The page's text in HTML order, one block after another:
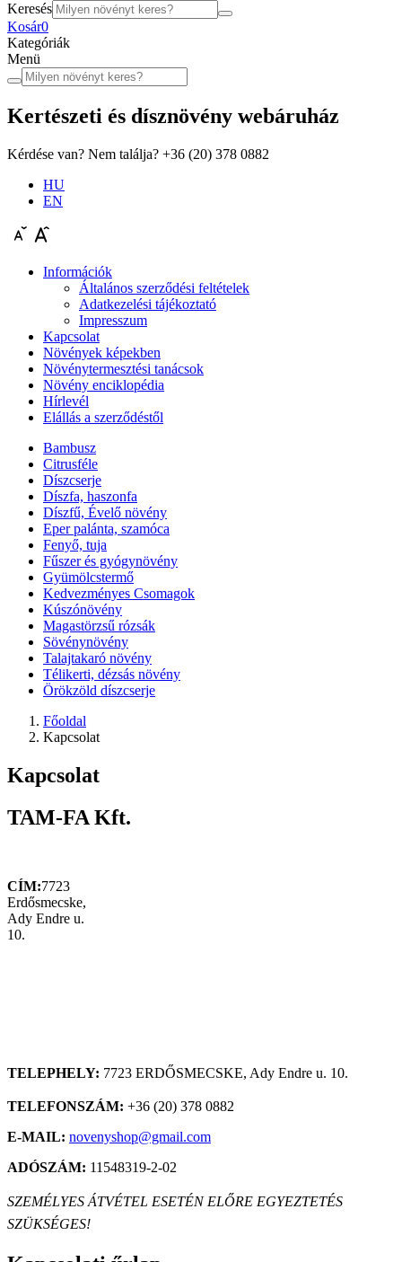
Keresés
Kosár0
Kategóriák
Menü
Kertészeti és dísznövény webáruház
Kérdése van? Nem találja? +36 (20) 378 0882
HU
EN
Információk
Általános szerződési feltételek
Adatkezelési tájékoztató
Impresszum
Kapcsolat
Növények képekben
Növénytermesztési tanácsok
Növény enciklopédia
Hírlevél
Elállás a szerződéstől
Bambusz
Citrusféle
Díszcserje
Díszfa, haszonfa
Díszfű, Évelő növény
Eper palánta, szamóca
Fenyő, tuja
Fűszer és gyógynövény
Gyümölcstermő
Kedvezményes Csomagok
Kúszónövény
Magastörzsű rózsák
Sövénynövény
Talajtakaró növény
Télikerti, dézsás növény
Örökzöld díszcserje
Főoldal
Kapcsolat
Kapcsolat
TAM-FA Kft.
CÍM:7723
Erdősmecske,
Ady Endre u.
10.
TELEPHELY: 7723 ERDŐSMECSKE, Ady Endre u. 10.
TELEFONSZÁM: +36 (20) 378 0882
E-MAIL: novenyshop@gmail.com
ADÓSZÁM: 11548319-2-02
SZEMÉLYES ÁTVÉTEL ESETÉN ELŐRE EGYEZTETÉS
SZÜKSÉGES!